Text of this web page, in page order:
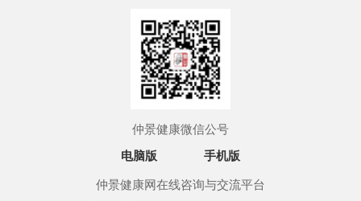
仲景健康微信公号
电脑版 手机版
仲景健康网在线咨询与交流平台